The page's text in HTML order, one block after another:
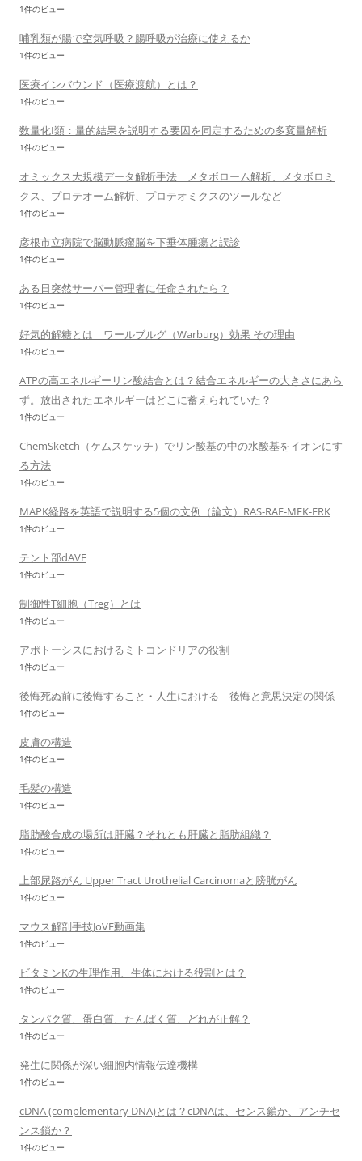
1件のビュー
哺乳類が腸で空気呼吸？腸呼吸が治療に使えるか
1件のビュー
医療インバウンド（医療渡航）とは？
1件のビュー
数量化I類：量的結果を説明する要因を同定するための多変量解析
1件のビュー
オミックス大規模データ解析手法 メタボローム解析、メタボロミ
クス、プロテオーム解析、プロテオミクスのツールなど
1件のビュー
彦根市立病院で脳動脈瘤脳を下垂体腫瘍と誤診
1件のビュー
ある日突然サーバー管理者に任命されたら？
1件のビュー
好気的解糖とは ワールブルグ（Warburg）効果 その理由
1件のビュー
ATPの高エネルギーリン酸結合とは？結合エネルギーの大きさにあら
ず。放出されたエネルギーはどこに蓄えられていた？
1件のビュー
ChemSketch（ケムスケッチ）でリン酸基の中の水酸基をイオンにす
る方法
1件のビュー
MAPK経路を英語で説明する5個の文例（論文）RAS-RAF-MEK-ERK
1件のビュー
テント部dAVF
1件のビュー
制御性T細胞（Treg）とは
1件のビュー
アポトーシスにおけるミトコンドリアの役割
1件のビュー
後悔死ぬ前に後悔すること・人生における 後悔と意思決定の関係
1件のビュー
皮膚の構造
1件のビュー
毛髪の構造
1件のビュー
脂肪酸合成の場所は肝臓？それとも肝臓と脂肪組織？
1件のビュー
上部尿路がん Upper Tract Urothelial Carcinomaと膀胱がん
1件のビュー
マウス解剖手技JoVE動画集
1件のビュー
ビタミンKの生理作用、生体における役割とは？
1件のビュー
タンパク質、蛋白質、たんぱく質、どれが正解？
1件のビュー
発生に関係が深い細胞内情報伝達機構
1件のビュー
cDNA (complementary DNA)とは？cDNAは、センス鎖か、アンチセ
ンス鎖か？
1件のビュー